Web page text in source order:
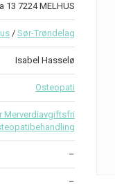
7224 MELHUS
/ Sør-Trøndelag
Isabel Hasselø
Osteopati
Merverdiavgiftsfri
–
–